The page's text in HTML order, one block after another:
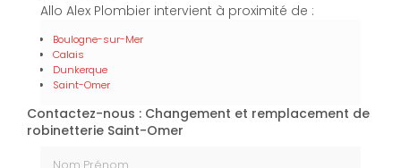
Allo Alex Plombier intervient à proximité de :
Boulogne-sur-Mer
Calais
Dunkerque
Saint-Omer
Contactez-nous : Changement et remplacement de
robinetterie Saint-Omer